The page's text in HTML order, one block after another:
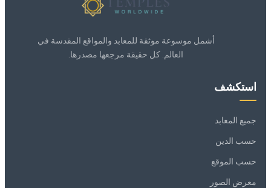
أشمل موسوعة موثقة للمعابد والمواقع المقدسة في
العالم. كل حقيقة مرجعها مصدرها.
استكشف
جميع المعابد
حسب الدين
حسب الموقع
معرض الصور